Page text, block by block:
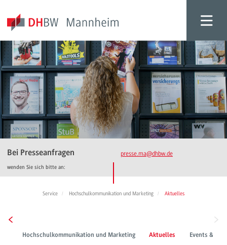
Bei Presseanfragen
wenden Sie sich bitte an:
presse.ma@dhbw.de
Service Hochschulkommunikation und Marketing Aktuelles
Hochschulkommunikation und Marketing Aktuelles Events &